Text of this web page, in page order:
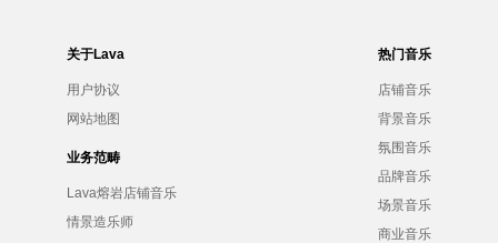
关于Lava
用户协议
网站地图
业务范畴
Lava熔岩店铺音乐
情景造乐师
热门音乐
店铺音乐
背景音乐
氛围音乐
品牌音乐
场景音乐
商业音乐